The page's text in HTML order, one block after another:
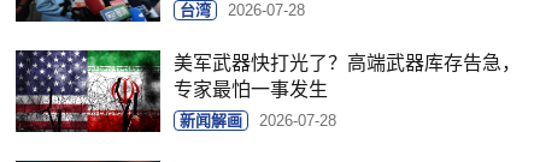
台湾 2026-07-28
美军武器快打光了？高端武器库存告急，
专家最怕一事发生
新闻解画 2026-07-28